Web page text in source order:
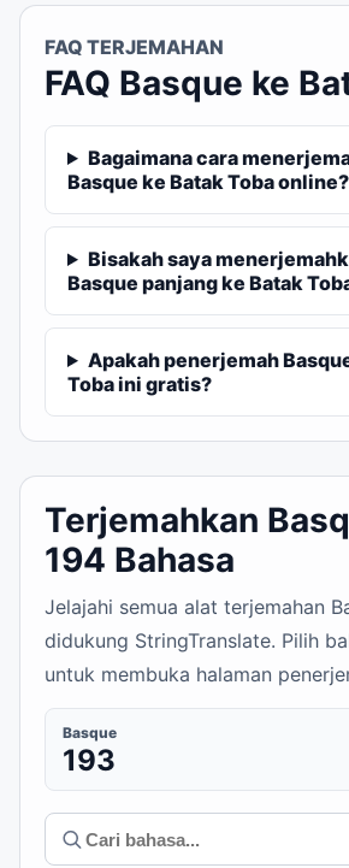
FAQ TERJEMAHAN
FAQ Basque ke
Bagaimana cara
Basque ke Batak Toba online?
Bisakah saya
Basque panjang ke Batak
Apakah penerjemah
Toba ini gratis?
Terjemahkan
194 Bahasa
Jelajahi semua alat terjemahan
didukung StringTranslate. Pilih
untuk membuka halaman
Basque
193